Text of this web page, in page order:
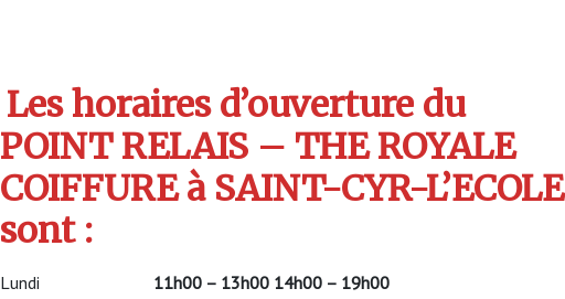
Les horaires d’ouverture du
POINT RELAIS – THE ROYALE
COIFFURE à SAINT-CYR-L’ECOLE
sont :
Lundi 11h00 – 13h00 14h00 – 19h00